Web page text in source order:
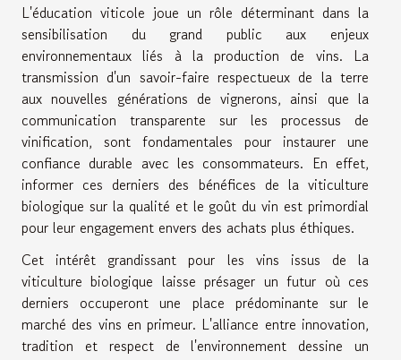
L'éducation viticole joue un rôle déterminant dans la
sensibilisation du grand public aux enjeux
environnementaux liés à la production de vins. La
transmission d'un savoir-faire respectueux de la terre
aux nouvelles générations de vignerons, ainsi que la
communication transparente sur les processus de
vinification, sont fondamentales pour instaurer une
confiance durable avec les consommateurs. En effet,
informer ces derniers des bénéfices de la viticulture
biologique sur la qualité et le goût du vin est primordial
pour leur engagement envers des achats plus éthiques.
Cet intérêt grandissant pour les vins issus de la
viticulture biologique laisse présager un futur où ces
derniers occuperont une place prédominante sur le
marché des vins en primeur. L'alliance entre innovation,
tradition et respect de l'environnement dessine un